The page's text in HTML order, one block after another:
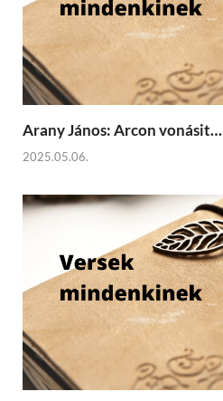
Arany János: Arcon vonásit…
2025.05.06.